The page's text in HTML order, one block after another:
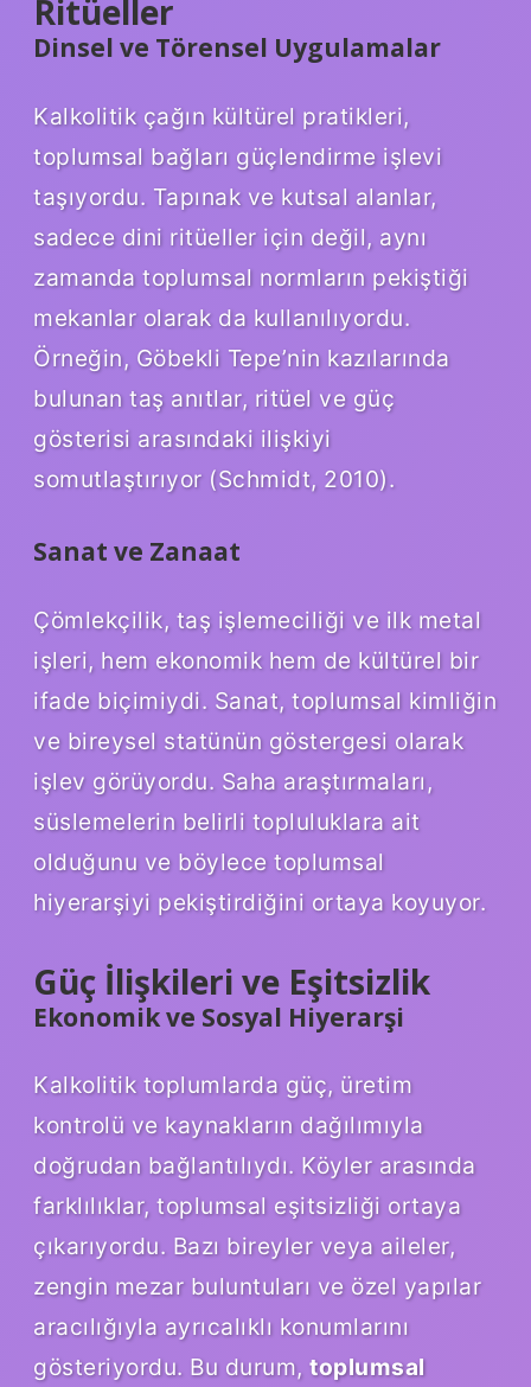
Ritüeller
Dinsel ve Törensel Uygulamalar
Kalkolitik çağın kültürel pratikleri,
toplumsal bağları güçlendirme işlevi
taşıyordu. Tapınak ve kutsal alanlar,
sadece dini ritüeller için değil, aynı
zamanda toplumsal normların pekiştiği
mekanlar olarak da kullanılıyordu.
Örneğin, Göbekli Tepe’nin kazılarında
bulunan taş anıtlar, ritüel ve güç
gösterisi arasındaki ilişkiyi
somutlaştırıyor (Schmidt, 2010).
Sanat ve Zanaat
Çömlekçilik, taş işlemeciliği ve ilk metal
işleri, hem ekonomik hem de kültürel bir
ifade biçimiydi. Sanat, toplumsal kimliğin
ve bireysel statünün göstergesi olarak
işlev görüyordu. Saha araştırmaları,
süslemelerin belirli topluluklara ait
olduğunu ve böylece toplumsal
hiyerarşiyi pekiştirdiğini ortaya koyuyor.
Güç İlişkileri ve Eşitsizlik
Ekonomik ve Sosyal Hiyerarşi
Kalkolitik toplumlarda güç, üretim
kontrolü ve kaynakların dağılımıyla
doğrudan bağlantılıydı. Köyler arasında
farklılıklar, toplumsal eşitsizliği ortaya
çıkarıyordu. Bazı bireyler veya aileler,
zengin mezar buluntuları ve özel yapılar
aracılığıyla ayrıcalıklı konumlarını
gösteriyordu. Bu durum, toplumsal